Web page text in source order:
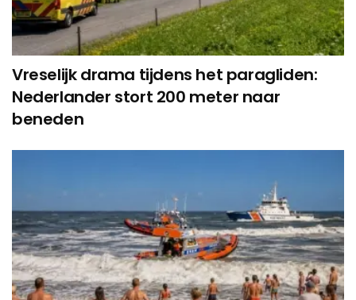
Vreselijk drama tijdens het paragliden:
Nederlander stort 200 meter naar
beneden